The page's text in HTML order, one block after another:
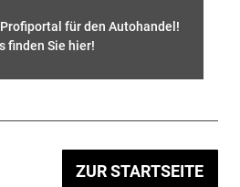
Profiportal für den Autohandel!
finden Sie hier!
ZUR STARTSEITE